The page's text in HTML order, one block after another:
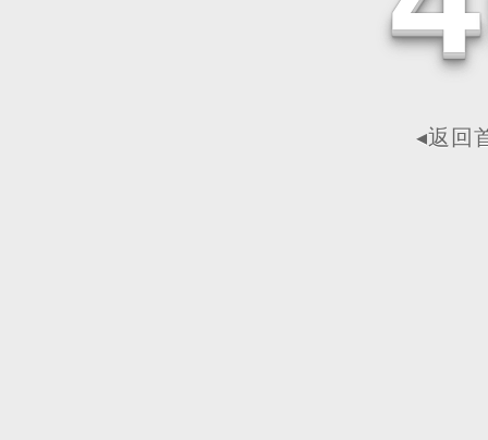
◂返回